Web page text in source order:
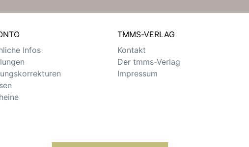
Infos
TMMS-VERLAG
Kontakt
Der tmms-Verlag
Impressum